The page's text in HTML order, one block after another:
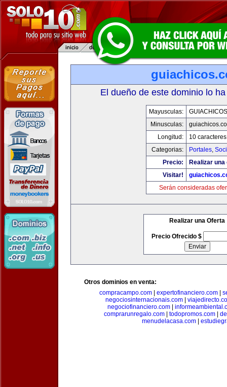
El dueño de este dominio lo
Mayusculas:
Minusculas:
Longitud:
10 caracteres
Categorias:
Portales,
Precio:
Realizar
Visitar!
Serán consideradas
Realizar una Oferta
Precio Ofrecido $
Otros dominios en venta:
compracampo.com| expertofinanciero.com|
negociosinternacionais.com
negociofinanciero.com
comprarunregalo.com| todopromos.com|
menudelacasa.com